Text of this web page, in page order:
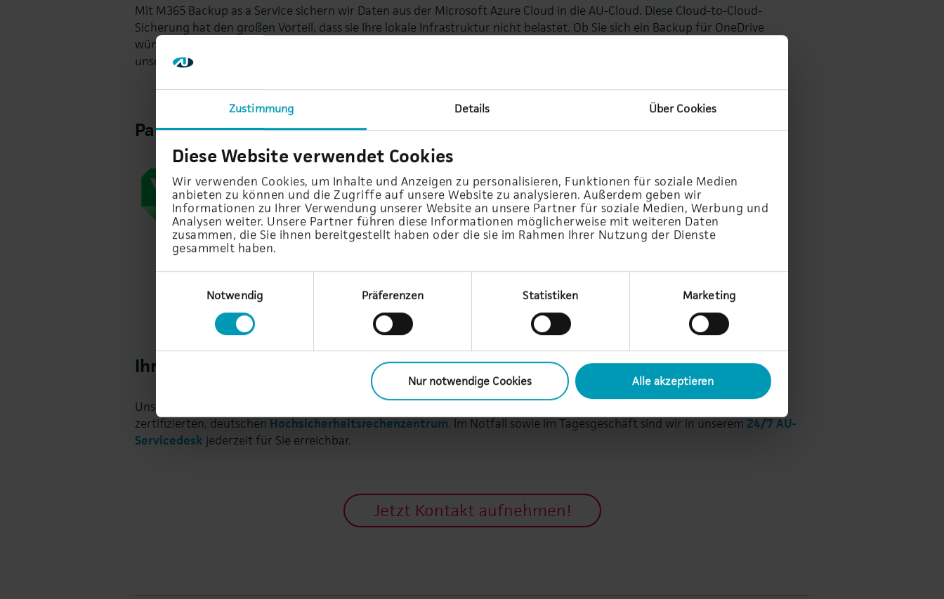
Zustimmung Details Über Cookies
Diese Website verwendet Cookies
Wir verwenden Cookies, um Inhalte und Anzeigen zu personalisieren, Funktionen für soziale Medien
anbieten zu können und die Zugriffe auf unsere Website zu analysieren. Außerdem geben wir
Informationen zu Ihrer Verwendung unserer Website an unsere Partner für soziale Medien, Werbung und
Analysen weiter. Unsere Partner führen diese Informationen möglicherweise mit weiteren Daten
zusammen, die Sie ihnen bereitgestellt haben oder die sie im Rahmen Ihrer Nutzung der Dienste
gesammelt haben.
Notwendig
Präferenzen Statistiken Marketing
Nur notwendige Cookies Alle akzeptieren
Mit M365 Backup as a Service sichern wir Daten aus der Microsoft Azure Cloud in die AU-Cloud. Diese Cloud-to-Cloud-
Sicherung hat den großen Vorteil, dass sie Ihre lokale Infrastruktur nicht belastet. Ob Sie sich ein Backup für OneDrive
wünschen, Daten aus den Bereichen Exchange Online oder SharePoint oder auch Ihren Teams-Chat sichern möchten - mit
unserem M365 Backup ist all das problemlos möglich.
Partnerstatus
Ihre Vorteile mit M365 Backup as a Service in der AU-Cloud
Unsere Experten der AU übernehmen den Backup-Betrieb Ihrer M365­-Daten sowie die Speicherung Ihrer Daten in einem
zertifizierten, deutschen Hochsicherheitsrechenzentrum. Im Notfall sowie im Tagesgeschäft sind wir in unserem 24/7 AU-
Servicedesk jederzeit für Sie erreichbar.
Jetzt Kontakt aufnehmen!